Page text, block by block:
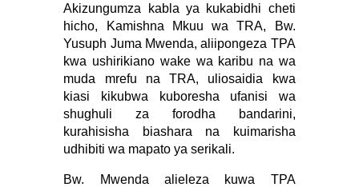
Akizungumza kabla ya kukabidhi cheti
hicho, Kamishna Mkuu wa TRA, Bw.
Yusuph Juma Mwenda, aliipongeza TPA
kwa ushirikiano wake wa karibu na wa
muda mrefu na TRA, uliosaidia kwa
kiasi kikubwa kuboresha ufanisi wa
shughuli za forodha bandarini,
kurahisisha biashara na kuimarisha
udhibiti wa mapato ya serikali.
Bw. Mwenda alieleza kuwa TPA